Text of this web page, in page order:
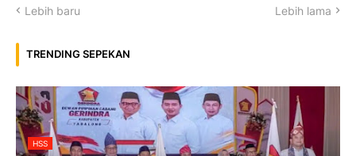
Lebih baru Lebih lama
TRENDING SEPEKAN
HSS